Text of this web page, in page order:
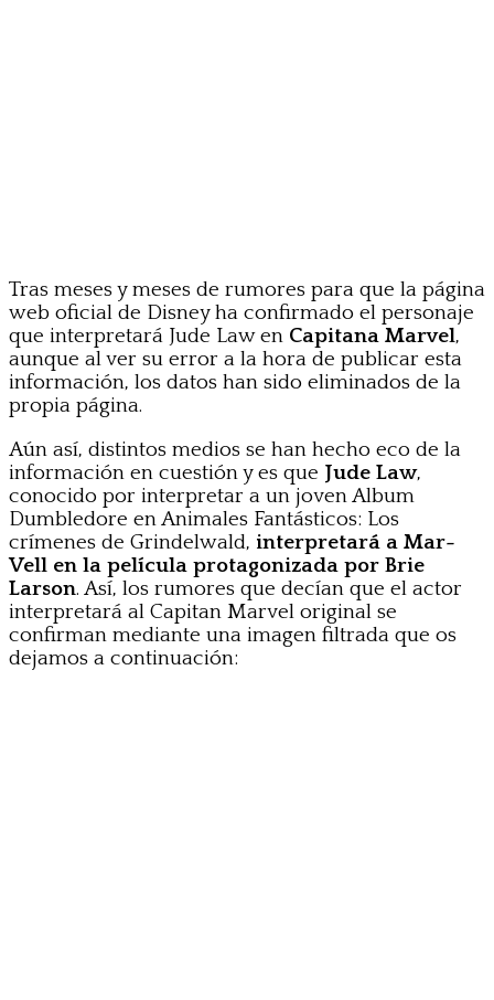
Tras meses y meses de rumores para que la página
web oficial de Disney ha confirmado el personaje
que interpretará Jude Law en Capitana Marvel,
aunque al ver su error a la hora de publicar esta
información, los datos han sido eliminados de la
propia página.
Aún así, distintos medios se han hecho eco de la
información en cuestión y es que Jude Law,
conocido por interpretar a un joven Album
Dumbledore en Animales Fantásticos: Los
crímenes de Grindelwald, interpretará a Mar-
Vell en la película protagonizada por Brie
Larson. Así, los rumores que decían que el actor
interpretará al Capitan Marvel original se
confirman mediante una imagen filtrada que os
dejamos a continuación: